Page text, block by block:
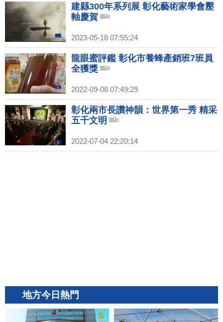
建縣300年系列展 彰化藝術家學會壓
軸慶賀
2023-05-18 07:55:24
龍眼蜜評鑑 彰化市養蜂產銷班7班員
全獲獎
2022-09-08 07:49:29
彰化兩市長讚神韻：世界第一秀 精采
五千文明
2022-07-04 22:20:14
地方今日熱門